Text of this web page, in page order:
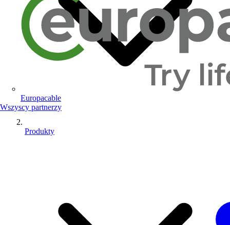
Europacable
Wszyscy partnerzy
Produkty